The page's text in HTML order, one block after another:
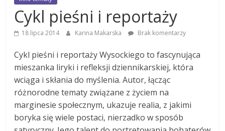
Cykl pieśni i reportaży
18 lipca 2014 Karina Makarska Brak komentarzy
Cykl pieśni i reportaży Wysockiego to fascynująca
mieszanka liryki i refleksji dziennikarskiej, która
wciąga i skłania do myślenia. Autor, łącząc
różnorodne tematy związane z życiem na
marginesie społecznym, ukazuje realia, z jakimi
boryka się wiele postaci, nierzadko w sposób